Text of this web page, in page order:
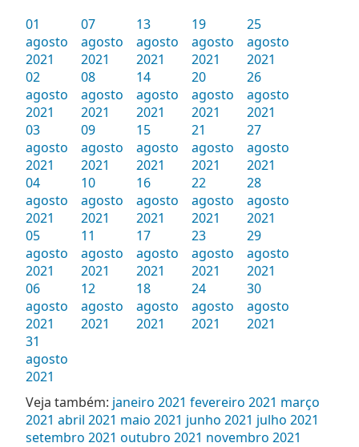
01
agosto
2021
02
agosto
2021
03
agosto
2021
04
agosto
2021
05
agosto
2021
06
agosto
2021
07
agosto
2021
08
agosto
2021
09
agosto
2021
10
agosto
2021
11
agosto
2021
12
agosto
2021
13
agosto
2021
14
agosto
2021
15
agosto
2021
16
agosto
2021
17
agosto
2021
18
agosto
2021
19
agosto
2021
20
agosto
2021
21
agosto
2021
22
agosto
2021
23
agosto
2021
24
agosto
2021
25
agosto
2021
26
agosto
2021
27
agosto
2021
28
agosto
2021
29
agosto
2021
30
agosto
2021
31
agosto
2021
Veja também: janeiro 2021 fevereiro 2021 março
2021 abril 2021 maio 2021 junho 2021 julho 2021
setembro 2021 outubro 2021 novembro 2021